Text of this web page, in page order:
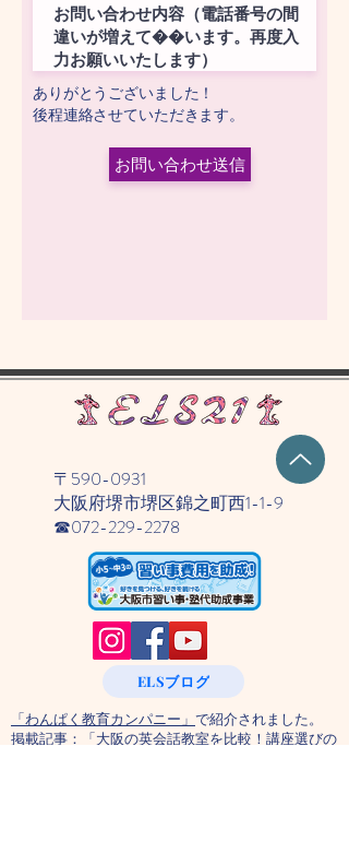
​ありがとうございました！
​後程連絡させていただきます。
お問い合わせ送信
〒590-0931
大阪府堺市堺区錦之町西1-1-9
☎​072-229-2278
ELSブログ
「わんぱく教育カンパニー」 で紹介されました。
掲載記事：
「大阪の英会話教室を比較！講座選びの